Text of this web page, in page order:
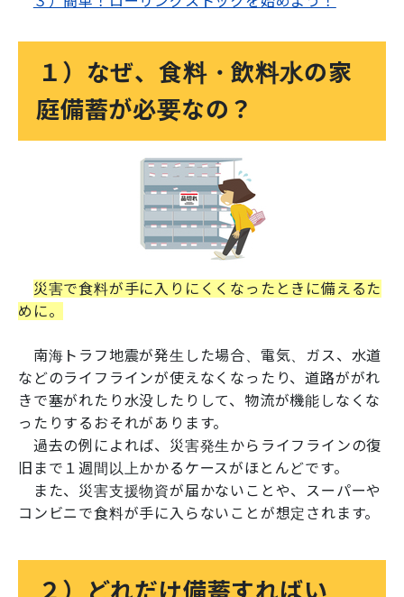
１）なぜ、食料・飲料水の家
庭備蓄が必要なの？
災害で食料が手に入りにくくなったときに備えるた
めに。
南海トラフ地震が発生した場合、電気、ガス、水道
などのライフラインが使えなくなったり、道路ががれ
きで塞がれたり水没したりして、物流が機能しなくな
ったりするおそれがあります。
過去の例によれば、災害発生からライフラインの復
旧まで１週間以上かかるケースがほとんどです。
また、災害支援物資が届かないことや、スーパーや
コンビニで食料が手に入らないことが想定されます。
２）どれだけ備蓄すればい